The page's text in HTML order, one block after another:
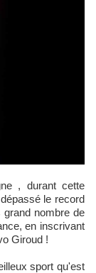
le record
grand nombre de
en inscrivant
Giroud !
sport qu'est